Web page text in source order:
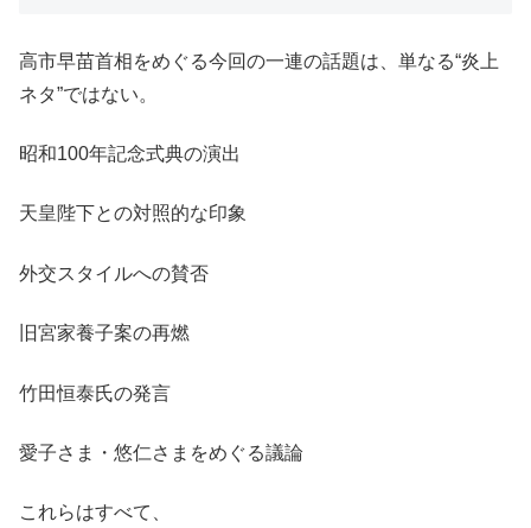
高市早苗首相をめぐる今回の一連の話題は、単なる“炎上
ネタ”ではない。
昭和100年記念式典の演出
天皇陛下との対照的な印象
外交スタイルへの賛否
旧宮家養子案の再燃
竹田恒泰氏の発言
愛子さま・悠仁さまをめぐる議論
これらはすべて、